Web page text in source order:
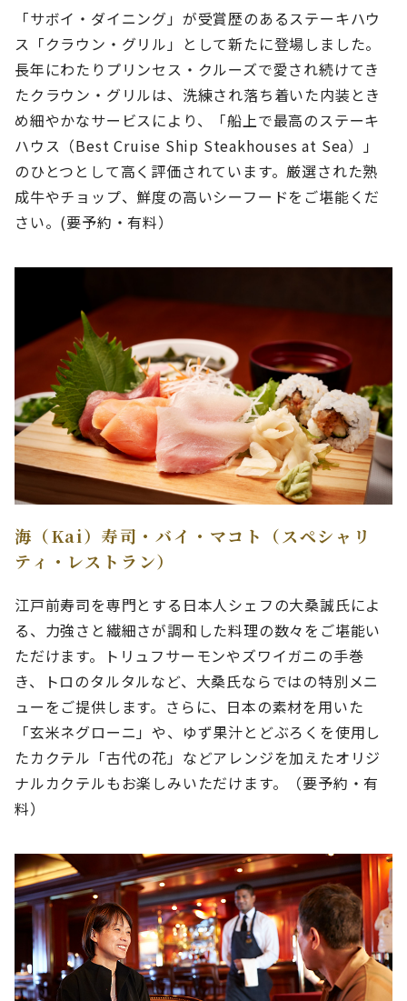
「サボイ・ダイニング」が受賞歴のあるステーキハウ
ス「クラウン・グリル」として新たに登場しました。
長年にわたりプリンセス・クルーズで愛され続けてき
たクラウン・グリルは、洗練され落ち着いた内装とき
め細やかなサービスにより、「船上で最高のステーキ
ハウス（Best Cruise Ship Steakhouses at Sea）」
のひとつとして高く評価されています。厳選された熟
成牛やチョップ、鮮度の高いシーフードをご堪能くだ
さい。(要予約・有料）
海（Kai）寿司・バイ・マコト（スペシャリ
ティ・レストラン）
江戸前寿司を専門とする日本人シェフの大桑誠氏によ
る、力強さと繊細さが調和した料理の数々をご堪能い
ただけます。トリュフサーモンやズワイガニの手巻
き、トロのタルタルなど、大桑氏ならではの特別メニ
ューをご提供します。さらに、日本の素材を用いた
「玄米ネグローニ」や、ゆず果汁とどぶろくを使用し
たカクテル「古代の花」などアレンジを加えたオリジ
ナルカクテルもお楽しみいただけます。（要予約・有
料）